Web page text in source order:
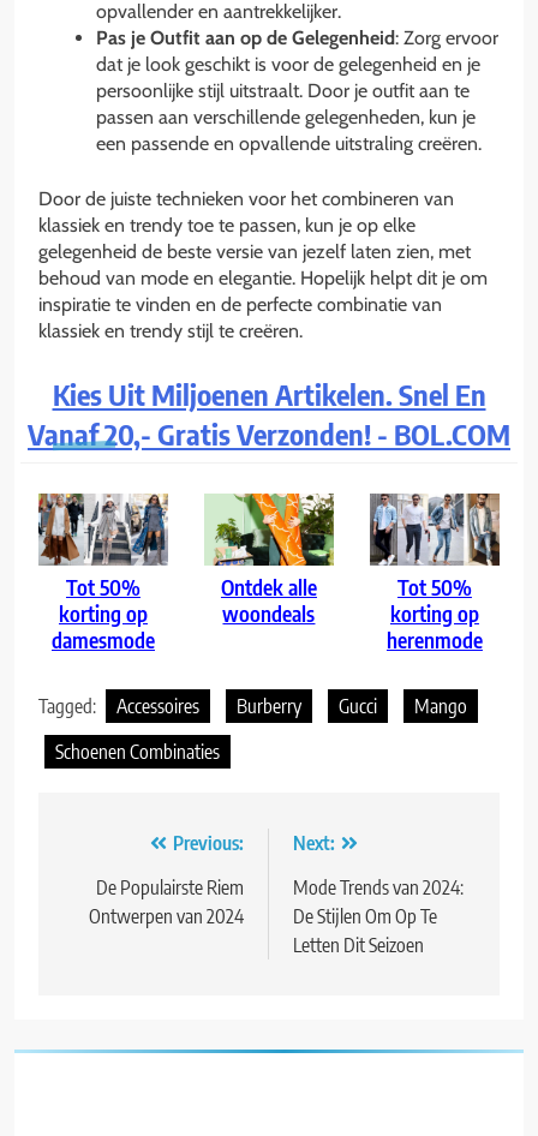
opvallender en aantrekkelijker.
Pas je Outfit aan op de Gelegenheid: Zorg ervoor
dat je look geschikt is voor de gelegenheid en je
persoonlijke stijl uitstraalt. Door je outfit aan te
passen aan verschillende gelegenheden, kun je
een passende en opvallende uitstraling creëren.
Door de juiste technieken voor het combineren van
klassiek en trendy toe te passen, kun je op elke
gelegenheid de beste versie van jezelf laten zien, met
behoud van mode en elegantie. Hopelijk helpt dit je om
inspiratie te vinden en de perfecte combinatie van
klassiek en trendy stijl te creëren.
Kies Uit Miljoenen Artikelen. Snel En
Vanaf 20,- Gratis Verzonden! - BOL.COM
Tot 50%
korting op
damesmode
Ontdek alle
woondeals
Tot 50%
korting op
herenmode
Tagged: Accessoires Burberry Gucci
Mango
Schoenen Combinaties
navigatie
Previous:
De Populairste Riem
Ontwerpen van 2024
Next:
Mode Trends van 2024:
De Stijlen Om Op Te
Letten Dit Seizoen